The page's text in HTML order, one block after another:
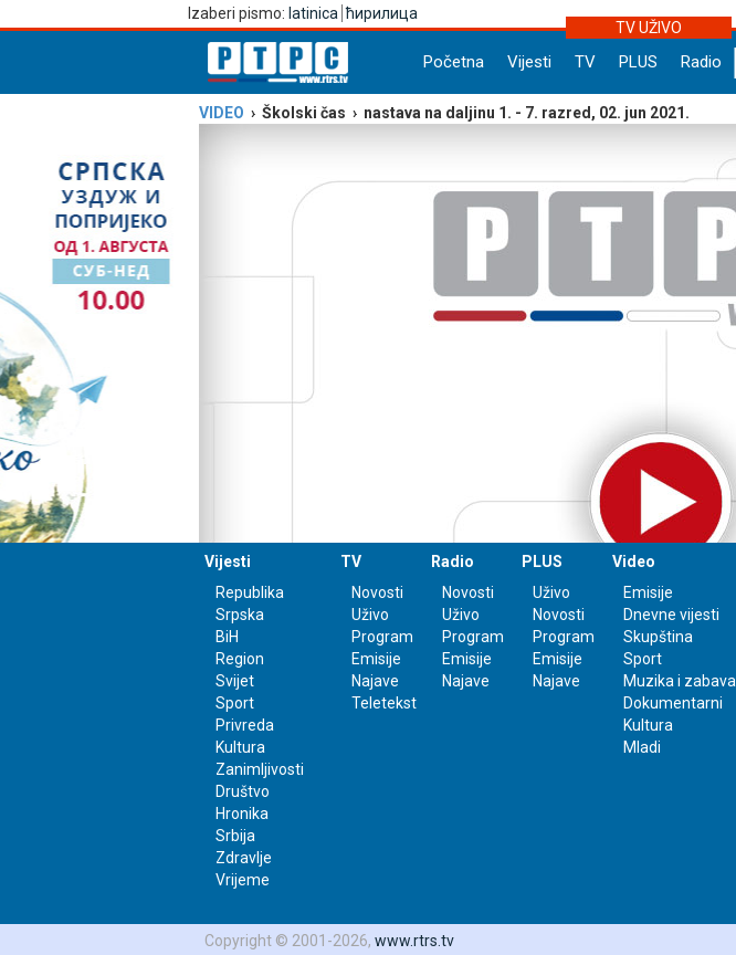
Izaberi pismo: latinica ћирилица
TV UŽIVO
Početna Vijesti TV PLUS Radio
VIDEO › Školski čas › nastava na daljinu 1. - 7. razred, 02. jun 2021.
Video Player is loading.
Play Video
Play
Mute
0:00
0:00
Loaded: 0%
0:00
Progress
0%
Vijesti
Republika
Srpska
BiH
Region
Svijet
Sport
Privreda
Kultura
Zanimljivosti
Društvo
Hronika
Srbija
Zdravlje
Vrijeme
TV
Novosti
Uživo
Program
Emisije
Najave
Teletekst
Radio
Novosti
Uživo
Program
Emisije
Najave
PLUS
Uživo
Novosti
Program
Emisije
Najave
Video
Emisije
Dnevne vijesti
Skupština
Sport
Muzika i zabava
Dokumentarni
Kultura
Mladi
Copyright © 2001-2026, www.rtrs.tv